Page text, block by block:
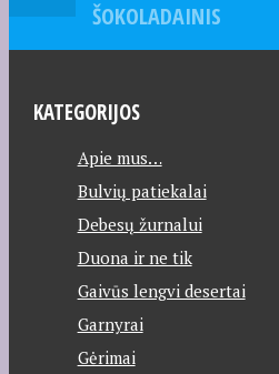
ŠOKOLADAINIS
KATEGORIJOS
Apie mus…
Bulvių patiekalai
Debesų žurnalui
Duona ir ne tik
Gaivūs lengvi desertai
Garnyrai
Gėrimai